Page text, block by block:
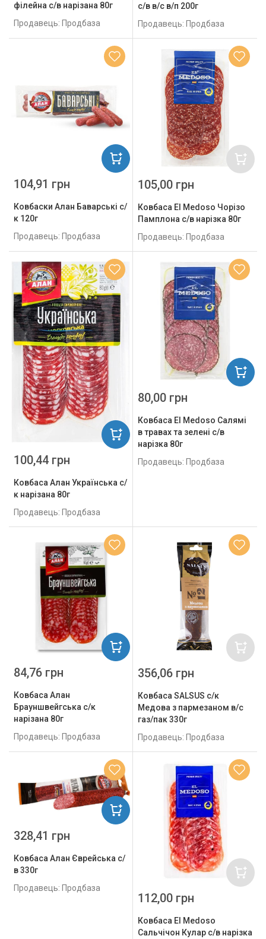
філейна с/в нарізана 80г
Продавець: Продбаза
с/в в/с в/п 200г
Продавець: Продбаза
Ковбаски Алан Баварські с/
к 120г
Продавець: Продбаза
104,91 грн
Ковбаса El Medoso Чорізо
Памплона с/в нарізка 80г
Продавець: Продбаза
105,00 грн
Ковбаса Алан Українська с/
к нарізана 80г
Продавець: Продбаза
100,44 грн
Ковбаса El Medoso Салямі
в травах та зелені с/в
нарізка 80г
Продавець: Продбаза
80,00 грн
Ковбаса Алан
Брауншвейгська с/к
нарізана 80г
Продавець: Продбаза
84,76 грн
Ковбаса SALSUS с/к
Медова з пармезаном в/с
газ/пак 330г
Продавець: Продбаза
356,06 грн
Ковбаса Алан Єврейська с/
в 330г
Продавець: Продбаза
328,41 грн
Ковбаса El Medoso
Сальчічон Кулар с/в нарізка
112,00 грн